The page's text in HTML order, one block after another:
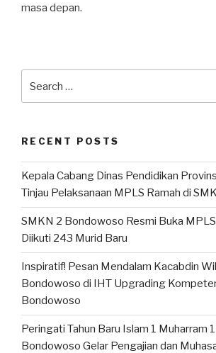
masa depan.
RECENT POSTS
Kepala Cabang Dinas Pendidikan
Tinjau Pelaksanaan MPLS Ramah di
SMKN 2 Bondowoso Resmi Buka
Diikuti 243 Murid Baru
Inspiratif! Pesan Mendalam Kacabdin
Bondowoso di IHT Upgrading
Bondowoso
Peringati Tahun Baru Islam 1 Muharram
Bondowoso Gelar Pengajian dan